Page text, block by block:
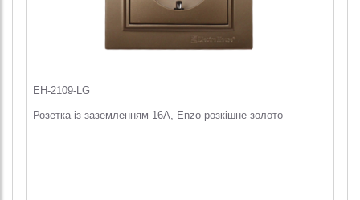
EH-2109-LG
Розетка із заземленням 16А, Enzo розкішне золото